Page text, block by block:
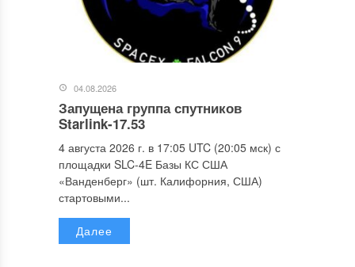
04.08.2026
Запущена группа спутников
Starlink-17.53
4 августа 2026 г. в 17:05 UTC (20:05 мск) с
площадки SLC-4E Базы КС США
«Ванденберг» (шт. Калифорния, США)
стартовыми...
Далее